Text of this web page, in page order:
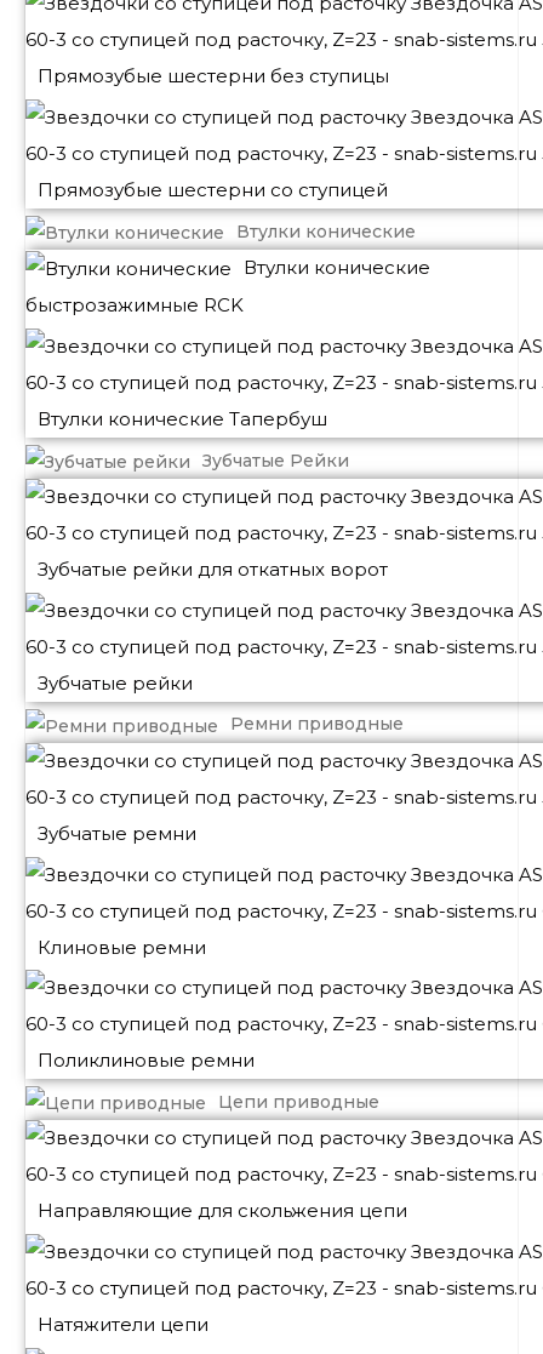
Прямозубые шестерни без ступицы
Прямозубые шестерни со ступицей
Втулки конические
Втулки конические
быстрозажимные RCK
Втулки конические Тапербуш
Зубчатые Рейки
Зубчатые рейки для откатных ворот
Зубчатые рейки
Ремни приводные
Зубчатые ремни
Клиновые ремни
Поликлиновые ремни
Цепи приводные
Направляющие для скольжения цепи
Натяжители цепи